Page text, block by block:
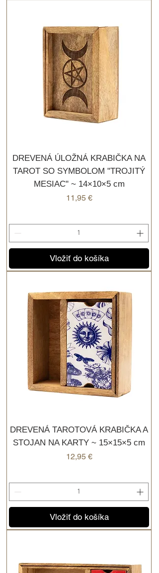
DREVENÁ ÚLOŽNÁ KRABIČKA NA
TAROT SO SYMBOLOM "TROJITÝ
MESIAC" ~ 14×10×5 cm
Cena
11,95 €
Vložiť do košíka
DREVENÁ TAROTOVÁ KRABIČKA A
STOJAN NA KARTY ~ 15×15×5 cm
Cena
12,95 €
Vložiť do košíka